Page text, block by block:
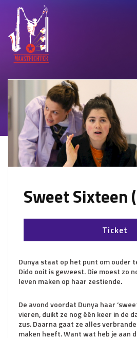
Sweet Sixteen
Ticket
Dunya staat op het punt om ouder
Dido ooit is geweest. Die moest zo
leven maken op haar zestiende.
De avond voordat Dunya haar
vieren, duikt ze nog één keer in de
zus. Daarna gaat ze alles
maken heeft. Want wat heb je aan